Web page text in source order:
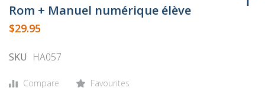
the
beginning
of
images
Rom + Manuel numérique élève
$29.95
SKU HA057
Compare Favourites